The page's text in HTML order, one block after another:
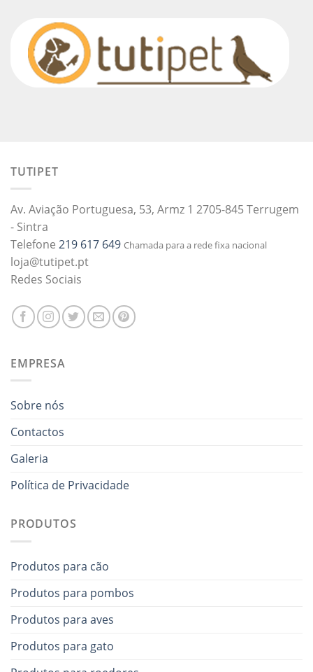
TUTIPET
Av. Aviação Portuguesa, 53, Armz 1 2705-845 Terrugem
- Sintra
Telefone 219 617 649 Chamada para a rede fixa nacional
loja@tutipet.pt
Redes Sociais
EMPRESA
Sobre nós
Contactos
Galeria
Política de Privacidade
PRODUTOS
Produtos para cão
Produtos para pombos
Produtos para aves
Produtos para gato